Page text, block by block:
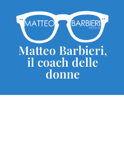
Matteo Barbieri,
il coach delle
donne